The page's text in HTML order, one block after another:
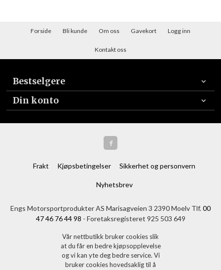
Forside Bli kunde Om oss Gavekort Logg inn
Kontakt oss
Bestselgere
Din konto
Frakt Kjøpsbetingelser Sikkerhet og personvern
Nyhetsbrev
Engs Motorsportprodukter AS Marisagveien 3 2390 Moelv Tlf.00
47 46 76 44 98 - Foretaksregisteret 925 503 649
Vår nettbutikk bruker cookies slik
at du får en bedre kjøpsopplevelse
og vi kan yte deg bedre service. Vi
bruker cookies hovedsaklig til å